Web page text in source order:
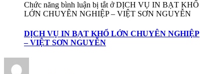
Chức năng bình luận bị tắt ở DỊCH VỤ IN BẠT KHỔ
LỚN CHUYÊN NGHIỆP – VIỆT SƠN NGUYỄN
DỊCH VỤ IN BẠT KHỔ LỚN CHUYÊN NGHIỆP
– VIỆT SƠN NGUYỄN